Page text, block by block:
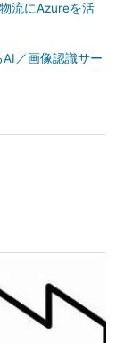
流にAzureを活
／画像認識サー